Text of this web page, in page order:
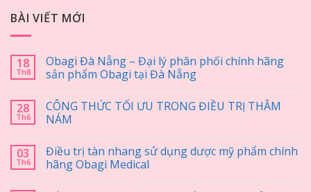
BÀI VIẾT MỚI
18
Th8
Obagi Đà Nẵng – Đại lý phân phối chính hãng
sản phẩm Obagi tại Đà Nẵng
28
Th6
CÔNG THỨC TỐI ƯU TRONG ĐIỀU TRỊ THÂM
NÁM
03
Th6
Điều trị tàn nhang sử dụng dược mỹ phẩm chính
hãng Obagi Medical